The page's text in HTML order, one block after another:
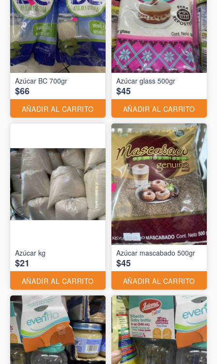
Azúcar BC 700gr
$66
AÑADIR AL CARRITO
Azúcar glass 500gr
$45
AÑADIR AL CARRITO
Azúcar kg
$21
AÑADIR AL CARRITO
Azúcar mascabado 500gr
$45
AÑADIR AL CARRITO